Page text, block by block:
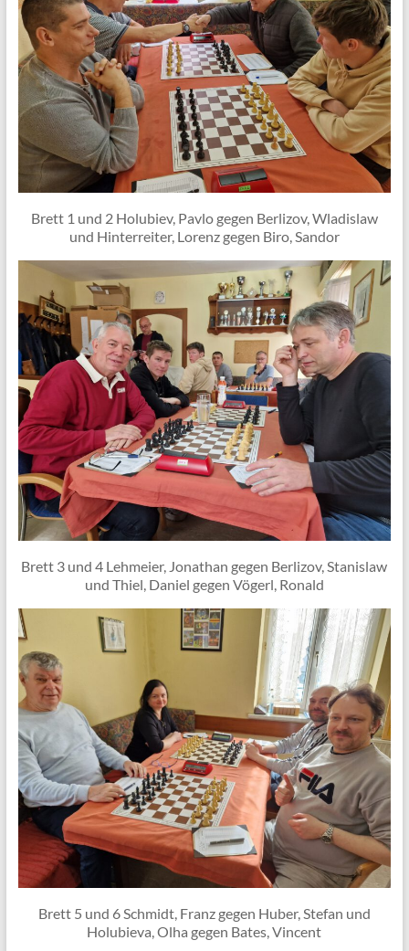
Brett 1 und 2 Holubiev, Pavlo gegen Berlizov, Wladislaw
und Hinterreiter, Lorenz gegen Biro, Sandor
Brett 3 und 4 Lehmeier, Jonathan gegen Berlizov, Stanislaw
und Thiel, Daniel gegen Vögerl, Ronald
Brett 5 und 6 Schmidt, Franz gegen Huber, Stefan und
Holubieva, Olha gegen Bates, Vincent